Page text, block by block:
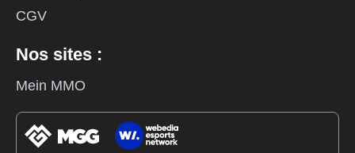
CGV
Nos sites :
Mein MMO